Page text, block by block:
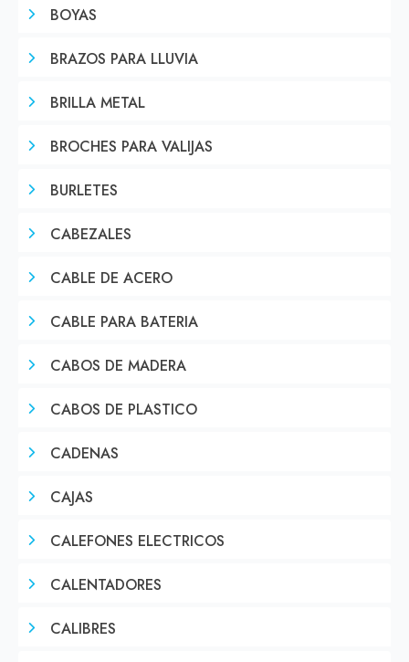
BOYAS
BRAZOS PARA LLUVIA
BRILLA METAL
BROCHES PARA VALIJAS
BURLETES
CABEZALES
CABLE DE ACERO
CABLE PARA BATERIA
CABOS DE MADERA
CABOS DE PLASTICO
CADENAS
CAJAS
CALEFONES ELECTRICOS
CALENTADORES
CALIBRES